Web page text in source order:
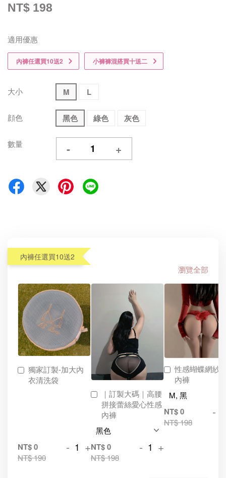
NT$ 198
適用優惠
內褲任選買10送2 小褲褲混搭買十送二
大小 M L
顔色 黑色 綠色 灰色
數量 - +
內褲任選買10送2
瀏覽全部
獨家訂製-加大內
衣清洗袋
NT$ 0
NT$ 190
- +
｜訂製大碼｜高腰
拼接蕾絲愛心性感
內褲
NT$ 0
NT$ 198
- +
性感蝴蝶網紗
內褲
NT$ 0
NT$ 198
-